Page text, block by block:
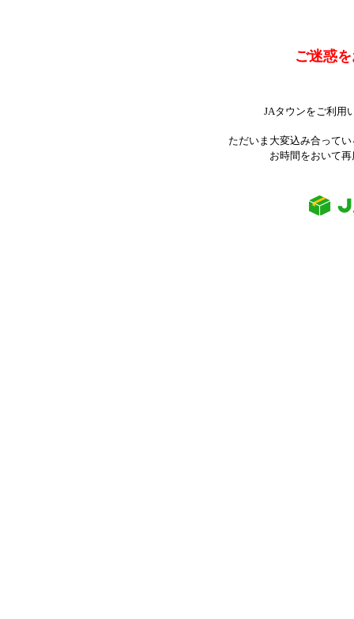
ご迷惑
JAタウンをご利用
ただいま大変込み合って
お時間をおいて